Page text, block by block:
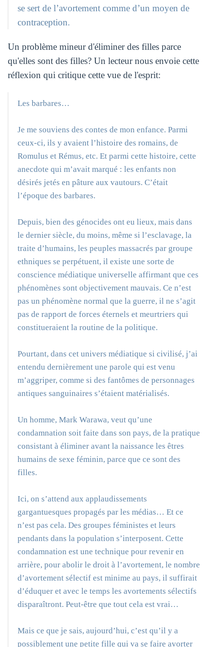
se sert de l’avortement comme d’un moyen de
contraception.
Un problème mineur d'éliminer des filles parce
qu'elles sont des filles? Un lecteur nous envoie cette
réflexion qui critique cette vue de l'esprit:
Les barbares…
Je me souviens des contes de mon enfance. Parmi
ceux-ci, ils y avaient l’histoire des romains, de
Romulus et Rémus, etc. Et parmi cette histoire, cette
anecdote qui m’avait marqué : les enfants non
désirés jetés en pâture aux vautours. C’était
l’époque des barbares.
Depuis, bien des génocides ont eu lieux, mais dans
le dernier siècle, du moins, même si l’esclavage, la
traite d’humains, les peuples massacrés par groupe
ethniques se perpétuent, il existe une sorte de
conscience médiatique universelle affirmant que ces
phénomènes sont objectivement mauvais. Ce n’est
pas un phénomène normal que la guerre, il ne s’agit
pas de rapport de forces éternels et meurtriers qui
constitueraient la routine de la politique.
Pourtant, dans cet univers médiatique si civilisé, j’ai
entendu dernièrement une parole qui est venu
m’aggriper, comme si des fantômes de personnages
antiques sanguinaires s’étaient matérialisés.
Un homme, Mark Warawa, veut qu’une
condamnation soit faite dans son pays, de la pratique
consistant à éliminer avant la naissance les êtres
humains de sexe féminin, parce que ce sont des
filles.
Ici, on s’attend aux applaudissements
gargantuesques propagés par les médias… Et ce
n’est pas cela. Des groupes féministes et leurs
pendants dans la population s’interposent. Cette
condamnation est une technique pour revenir en
arrière, pour abolir le droit à l’avortement, le nombre
d’avortement sélectif est minime au pays, il suffirait
d’éduquer et avec le temps les avortements sélectifs
disparaîtront. Peut-être que tout cela est vrai…
Mais ce que je sais, aujourd’hui, c’est qu’il y a
possiblement une petite fille qui va se faire avorter